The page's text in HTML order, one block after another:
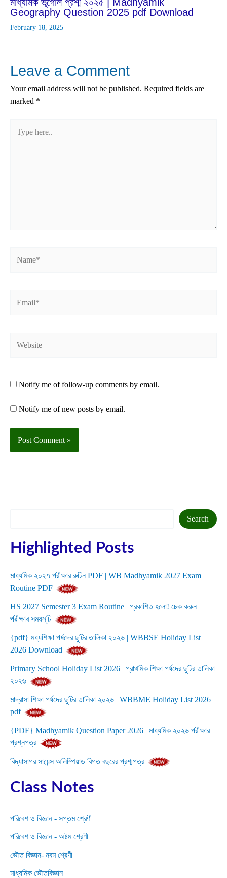
Geography Question 2025 pdf Download
February 18, 2025
Leave a Comment
Your email address will not be published. Required fields are
marked *
here..
Notify me of follow-up comments by email.
Notify me of new posts by email.
Search
Highlighted Posts
মাধ্যমিক ২০২৭ পরীক্ষার রুটিন PDF | WB Madhyamik 2027 Exam
Routine PDF
HS 2027 Semester 3 Exam Routine | প্রকাশিত হলো! চেক করুন
পরীক্ষার সময়সূচি
{pdf} মধ্যশিক্ষা পর্ষদের ছুটির তালিকা ২০২৬ | WBBSE Holiday List
2026 Download
Primary School Holiday List 2026 | প্রাথমিক শিক্ষা পর্ষদের ছুটির তালিকা
২০২৬
মাদ্রাসা শিক্ষা পর্ষদের ছুটির তালিকা ২০২৬ | WBBME Holiday List 2026
pdf
{PDF} Madhyamik Question Paper 2026 | মাধ্যমিক ২০২৬ পরীক্ষার
প্রশ্নপত্র
বিদ্যাসাগর সায়েন্স অলিম্পিয়াড বিগত বছরের প্রশ্মপত্র
Class Notes
পরিবেশ ও বিজ্ঞান - সপ্তম শ্রেণী
পরিবেশ ও বিজ্ঞান - অষ্টম শ্রেণী
ভৌত বিজ্ঞান- নবম শ্রেণী
মাধ্যমিক ভৌতবিজ্ঞান